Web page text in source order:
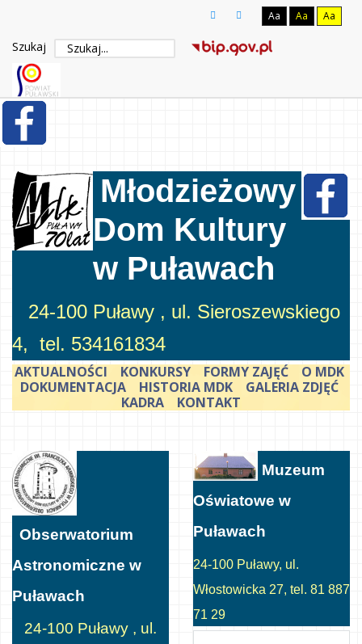
Aa Aa Aa
Szukaj
Młodzieżowy
Dom Kultury
w Puławach
24-100 Puławy , ul. Sieroszewskiego
4, tel. 534161834
AKTUALNOŚCI KONKURSY FORMY ZAJĘĆ
O MDK
DOKUMENTACJA
HISTORIA MDK
GALERIA ZDJĘĆ
KADRA
KONTAKT
Obserwatorium
Astronomiczne w
Puławach
24-100 Puławy , ul.
Muzeum
Oświatowe w
Puławach
24-100 Puławy, ul.
Włostowicka 27, tel. 81 887
71 29